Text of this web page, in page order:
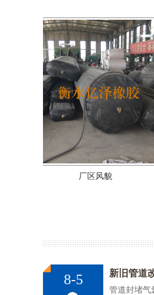
厂区风貌
8-5 新旧管道
管道封堵气